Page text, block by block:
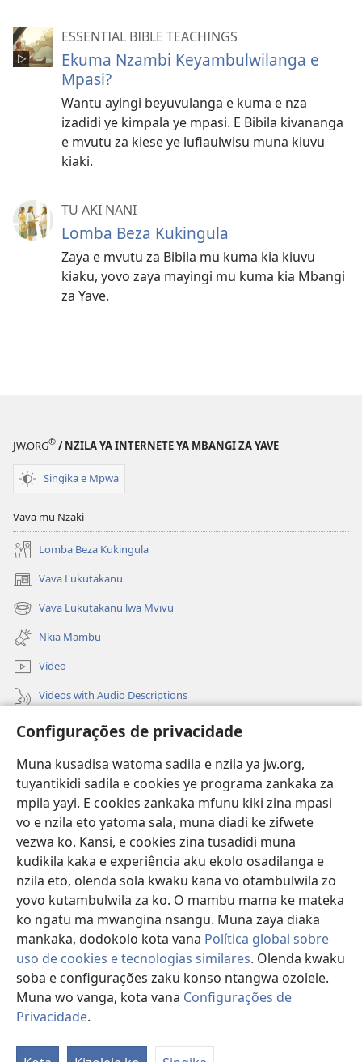
Configurações de privacidade
Muna kusadisa watoma sadila e nzila ya jw.org,
tuyantikidi sadila e cookies ye programa zankaka za
mpila yayi. E cookies zankaka mfunu kiki zina mpasi
vo e nzila eto yatoma sala, muna diadi ke zifwete
vezwa ko. Kansi, e cookies zina tusadidi muna
kudikila kaka e experiência aku ekolo osadilanga e
nzila eto, olenda sola kwaku kana vo otambulwila zo
yovo kutambulwila za ko. O mambu mama ke mateka
ko ngatu ma mwangina nsangu. Muna zaya diaka
mankaka, dodokolo kota vana Política global sobre
uso de cookies e tecnologias similares. Olenda kwaku
soba e configurações zaku konso ntangwa ozolele.
Muna wo vanga, kota vana Configurações de
Privacidade.
ESSENTIAL BIBLE TEACHINGS
Ekuma Nzambi Keyambulwilanga e
Mpasi?
Wantu ayingi beyuvulanga e kuma e nza
izadidi ye kimpala ye mpasi. E Bibila kivananga
e mvutu za kiese ye lufiaulwisu muna kiuvu
kiaki.
TU AKI NANI
Lomba Beza Kukingula
Zaya e mvutu za Bibila mu kuma kia kiuvu
kiaku, yovo zaya mayingi mu kuma kia Mbangi
za Yave.
JW.ORG® / NZILA YA INTERNETE YA MBANGI ZA YAVE
Singika e Mpwa
Vava mu Nzaki
Lomba Beza Kukingula
Vava Lukutakanu
(opens
new
window)
Vava Lukutakanu lwa Mvivu
(opens
new
window)
Nkia Mambu
Video
Videos with Audio Descriptions
Vavulula
(opens
new
window)LUNDILU DIA NKANDA mia Mbangi za Yave mu Internete™
(opens
new
window)JW Hub
(opens
new
window)Aplicativo JW Library ®
Copyright© 2026 Watch Tower Bible and Tract Society of Pennsylvania.
MPILA YASADILA SITE